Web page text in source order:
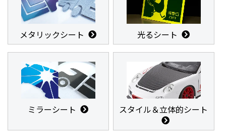
メタリックシート 光るシート
ミラーシート スタイル＆立体的シート